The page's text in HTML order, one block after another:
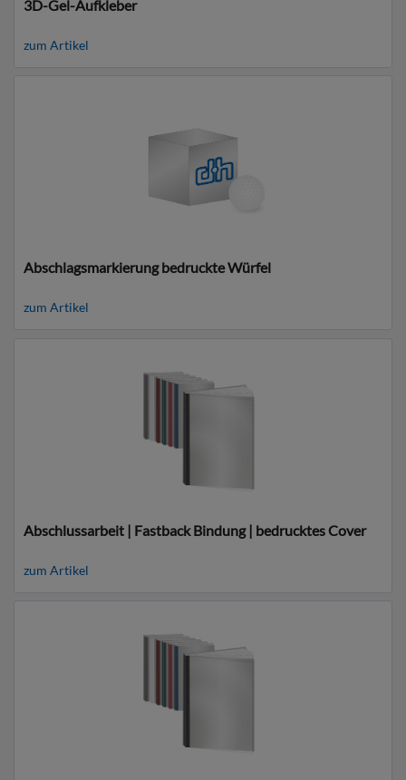
3D-Gel-Aufkleber
zum Artikel
Abschlagsmarkierung bedruckte Würfel
zum Artikel
Abschlussarbeit | Fastback Bindung | bedrucktes Cover
zum Artikel